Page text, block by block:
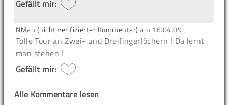
Gefällt mir:
NMan (nicht verifizierter Kommentar) am 16.04.09
Tolle Tour an Zwei- und Dreifingerlöchern ! Da lernt
man stehen !
Gefällt mir:
Alle Kommentare lesen